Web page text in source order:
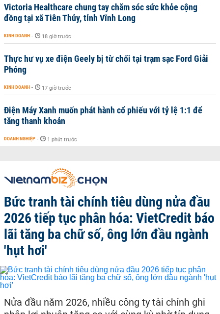
Victoria Healthcare chung tay chăm sóc sức khỏe cộng
đồng tại xã Tiên Thủy, tỉnh Vĩnh Long
KINH DOANH - 18 giờ trước
Thực hư vụ xe điện Geely bị từ chối tại trạm sạc Ford Giải
Phóng
KINH DOANH - 17 giờ trước
Điện Máy Xanh muốn phát hành cổ phiếu với tỷ lệ 1:1 để
tăng thanh khoản
DOANH NGHIỆP - 1 phút trước
Bức tranh tài chính tiêu dùng nửa đầu
2026 tiếp tục phân hóa: VietCredit báo
lãi tăng ba chữ số, ông lớn đầu ngành
'hụt hơi'
Nửa đầu năm 2026, nhiều công ty tài chính ghi